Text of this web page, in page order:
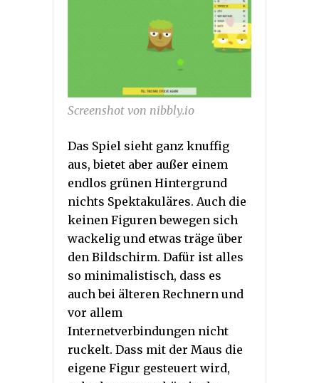
Screenshot von nibbly.io
Das Spiel sieht ganz knuffig
aus, bietet aber außer einem
endlos grünen Hintergrund
nichts Spektakuläres. Auch die
keinen Figuren bewegen sich
wackelig und etwas träge über
den Bildschirm. Dafür ist alles
so minimalistisch, dass es
auch bei älteren Rechnern und
vor allem
Internetverbindungen nicht
ruckelt. Dass mit der Maus die
eigene Figur gesteuert wird,